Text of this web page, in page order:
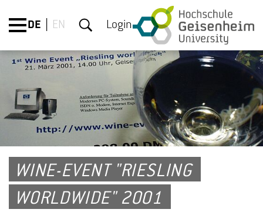
DE EN Login
WINE-EVENT "RIESLING
WORLDWIDE" 2001